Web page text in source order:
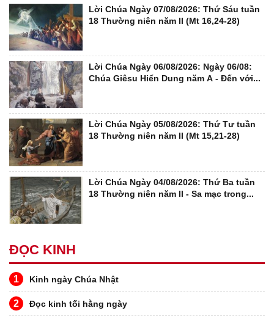
Lời Chúa Ngày 07/08/2026: Thứ Sáu tuần
18 Thường niên năm II (Mt 16,24-28)
Lời Chúa Ngày 06/08/2026: Ngày 06/08:
Chúa Giêsu Hiển Dung năm A - Đến với...
Lời Chúa Ngày 05/08/2026: Thứ Tư tuần
18 Thường niên năm II (Mt 15,21-28)
Lời Chúa Ngày 04/08/2026: Thứ Ba tuần
18 Thường niên năm II - Sa mạc trong...
ĐỌC KINH
1 Kinh ngày Chúa Nhật
2 Đọc kinh tối hằng ngày